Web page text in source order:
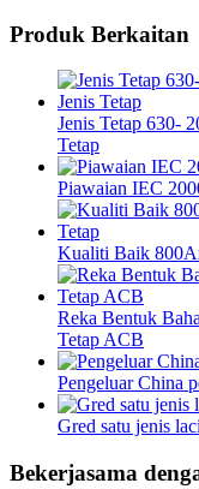
Produk Berkaitan
Jenis Tetap 630-
Tetap
Piawaian IEC
Kualiti Baik
Reka Bentuk
Tetap ACB
Pengeluar China
Gred satu jenis
Bekerjasama